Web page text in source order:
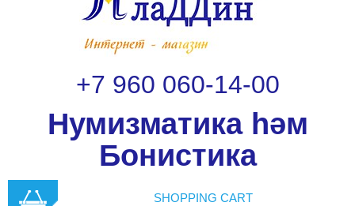
+7 960 060-14-00
Нумизматика һәм
Бонистика
SHOPPING CART